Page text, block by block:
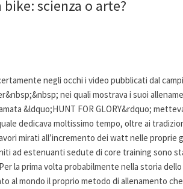
scienza o arte?
negli occhi i video pubblicati dal
nei quali mostrava i suoi
&ldquo;HUNT FOR GLORY&rdquo;
dedicava moltissimo tempo, oltre ai
mirati all’incremento dei watt nelle proprie
ad estenuanti sedute di core training sono
la prima volta probabilmente nella storia
al mondo il proprio metodo di allenamento